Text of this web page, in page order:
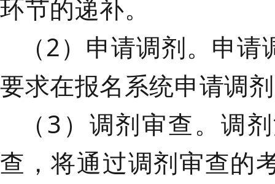
环节的递补。
（2）申请调剂。申请
要求在报名系统申请调
（3）调剂审查。调
查，将通过调剂审查的